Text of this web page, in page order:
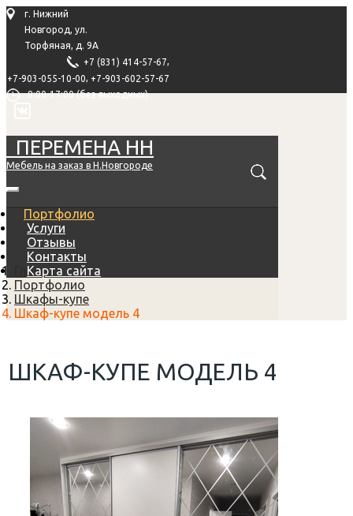
г. Нижний
Новгород, ул.
Торфяная, д. 9А
+7 (831) 414-57-67,
+7-903-055-10-00, +7-903-602-57-67
8:00-17:00 (без выходных)
ПЕРЕМЕНА НН
Мебель на заказ в Н.Новгороде
Портфолио
Услуги
Отзывы
Контакты
Карта сайта
Главная
Портфолио
Шкафы-купе
Шкаф-купе модель 4
ШКАФ-КУПЕ МОДЕЛЬ 4